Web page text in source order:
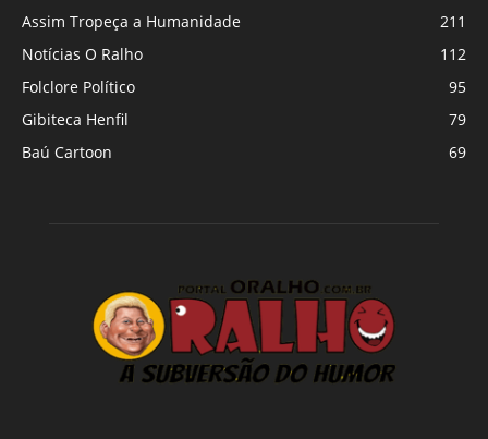
Assim Tropeça a Humanidade
211
Notícias O Ralho
112
Folclore Político
95
Gibiteca Henfil
79
Baú Cartoon
69